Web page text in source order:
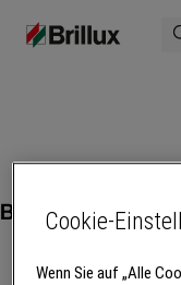
Broschüren -
Cookie-
Wenn Sie auf „Alle